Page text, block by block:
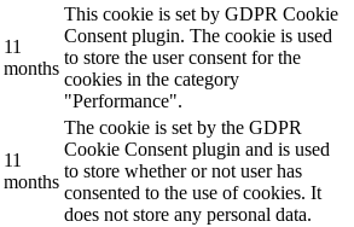
11
months
This cookie is set by GDPR Cookie
Consent plugin. The cookie is used
to store the user consent for the
cookies in the category
"Performance".
11
months
The cookie is set by the GDPR
Cookie Consent plugin and is used
to store whether or not user has
consented to the use of cookies. It
does not store any personal data.